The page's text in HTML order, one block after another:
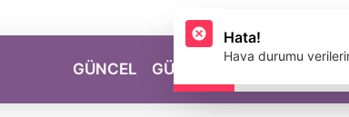
GÜNCEL GÜZELLİK
Hata!
Hava durumu